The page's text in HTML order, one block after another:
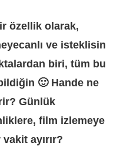
özellik olarak,
ve isteklisin
biri, tüm bu
🙂 Hande ne
Günlük
film izlemeye
ayırır?